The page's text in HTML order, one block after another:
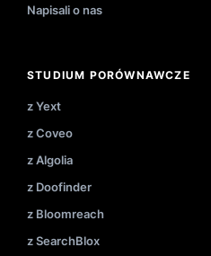
Napisali o nas
STUDIUM PORÓWNAWCZE
z Yext
z Coveo
z Algolia
z Doofinder
z Bloomreach
z SearchBlox